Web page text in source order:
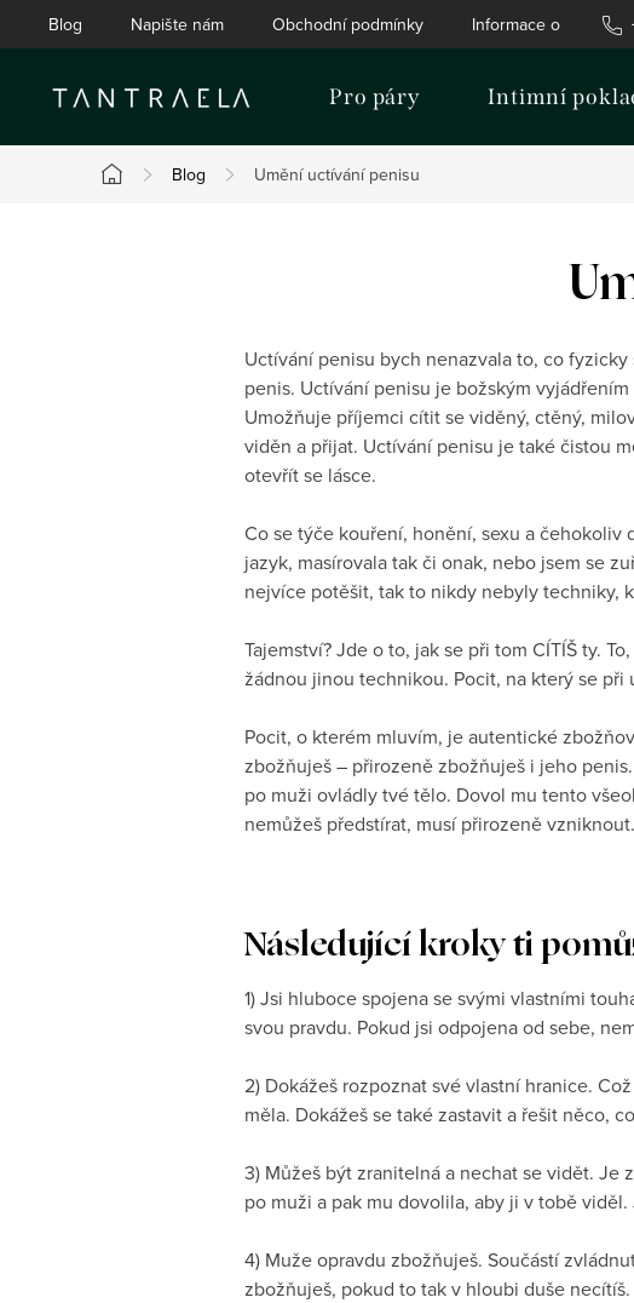
na
Blog Napište nám Obchodní podmínky Informace o
Pro páry Intimní
Domů
Blog Umění uctívání penisu
Uctívání penisu bych nenazvala to, co
penis. Uctívání penisu je božským
Umožňuje příjemci cítit se viděný, ctěný,
viděn a přijat. Uctívání penisu je také čistou
otevřít se lásce.
Co se týče kouření, honění, sexu a čehokoliv
jazyk, masírovala tak či onak, nebo jsem se
nejvíce potěšit, tak to nikdy nebyly techniky,
Tajemství? Jde o to, jak se při tom CÍTÍŠ ty.
žádnou jinou technikou. Pocit, na který se
Pocit, o kterém mluvím, je autentické
zbožňuješ – přirozeně zbožňuješ i jeho
po muži ovládly tvé tělo. Dovol mu tento
nemůžeš předstírat, musí přirozeně
Následující kroky ti
1) Jsi hluboce spojena se svými vlastními
svou pravdu. Pokud jsi odpojena od sebe,
2) Dokážeš rozpoznat své vlastní hranice.
měla. Dokážeš se také zastavit a řešit něco,
3) Můžeš být zranitelná a nechat se vidět.
po muži a pak mu dovolila, aby ji v tobě
4) Muže opravdu zbožňuješ. Součástí
zbožňuješ, pokud to tak v hloubi duše necítíš.